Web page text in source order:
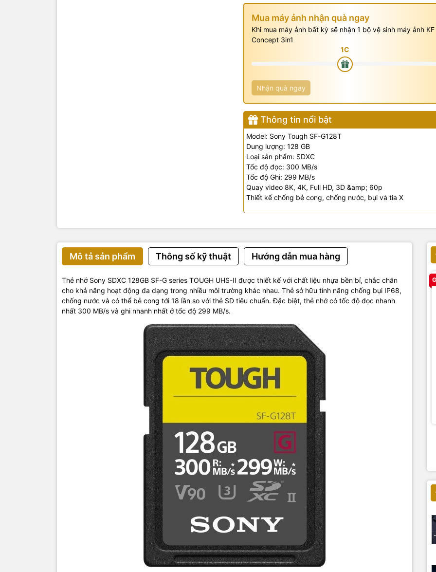
Mua máy ảnh nhận quà ngay
Khi mua máy ảnh bất kỳ sẽ nhận 1 bộ vệ sinh máy ảnh KF
Concept 3in1
Nhận quà ngay
Thông tin nổi bật
Model: Sony Tough SF-G128T
Dung lượng: 128 GB
Loại sản phẩm: SDXC
Tốc độ đọc: 300 MB/s
Tốc độ Ghi: 299 MB/s
Quay video 8K, 4K, Full HD, 3D &amp; 60p
Thiết kế chống bẻ cong, chống nước, bụi và tia X
Mô tả sản phẩm Thông số kỹ thuật Hướng dẫn mua hàng
Thẻ nhớ Sony SDXC 128GB SF-G series TOUGH UHS-II được thiết kế với chất liệu nhựa bền bỉ, chắc chắn
cho khả năng hoạt động đa dạng trong nhiều môi trường khác nhau. Thẻ sở hữu tính năng chống bụi IP68,
chống nước và có thể bẻ cong tới 18 lần so với thẻ SD tiêu chuẩn. Đặc biệt, thẻ nhớ có tốc độ đọc nhanh
nhất 300 MB/s và ghi nhanh nhất ở tốc độ 299 MB/s.